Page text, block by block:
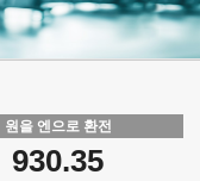
원을 엔으로 환전
930.35